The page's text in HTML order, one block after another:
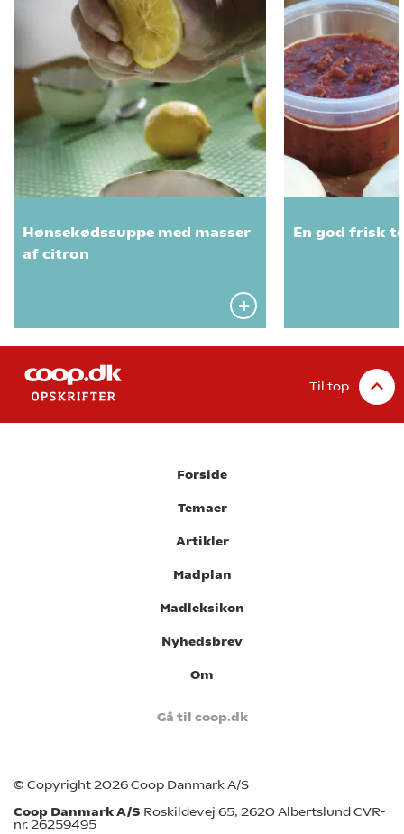
Hønsekødssuppe med masser
af citron
En god frisk
Til top
Forside
Temaer
Artikler
Madplan
Madleksikon
Nyhedsbrev
Om
Gå til coop.dk
© Copyright 2026 Coop Danmark A/S
Coop Danmark A/S Roskildevej 65, 2620 Albertslund CVR-
nr. 26259495